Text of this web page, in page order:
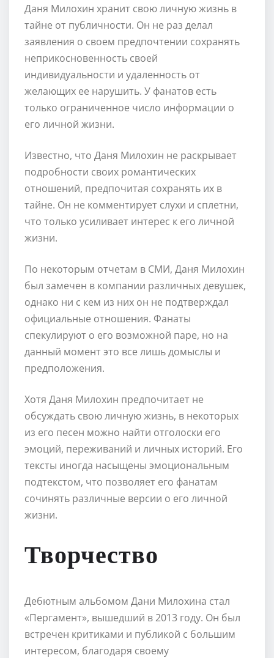
Даня Милохин хранит свою личную жизнь в
тайне от публичности. Он не раз делал
заявления о своем предпочтении сохранять
неприкосновенность своей
индивидуальности и удаленность от
желающих ее нарушить. У фанатов есть
только ограниченное число информации о
его личной жизни.
Известно, что Даня Милохин не раскрывает
подробности своих романтических
отношений, предпочитая сохранять их в
тайне. Он не комментирует слухи и сплетни,
что только усиливает интерес к его личной
жизни.
По некоторым отчетам в СМИ, Даня Милохин
был замечен в компании различных девушек,
однако ни с кем из них он не подтверждал
официальные отношения. Фанаты
спекулируют о его возможной паре, но на
данный момент это все лишь домыслы и
предположения.
Хотя Даня Милохин предпочитает не
обсуждать свою личную жизнь, в некоторых
из его песен можно найти отголоски его
эмоций, переживаний и личных историй. Его
тексты иногда насыщены эмоциональным
подтекстом, что позволяет его фанатам
сочинять различные версии о его личной
жизни.
Творчество
Дебютным альбомом Дани Милохина стал
«Пергамент», вышедший в 2013 году. Он был
встречен критиками и публикой с большим
интересом, благодаря своему